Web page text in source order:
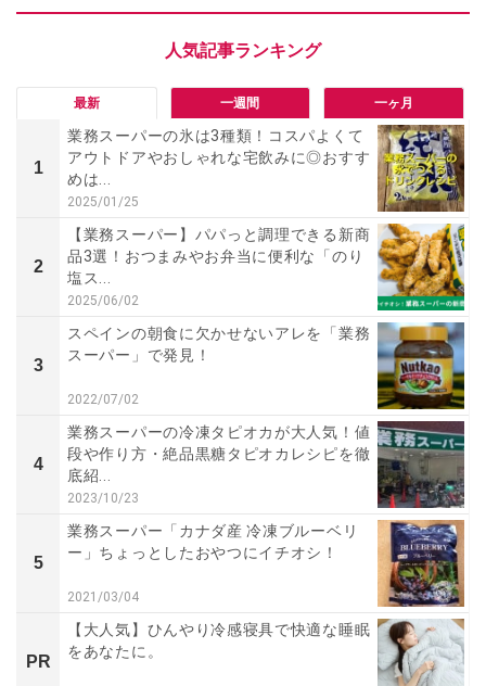
最新 一週間 一ヶ月
1
業務スーパーの氷は3種類！コスパよくて
アウトドアやおしゃれな宅飲みに◎おすす
めは...
2025/01/25
2
【業務スーパー】パパっと調理できる新商
品3選！おつまみやお弁当に便利な「のり
塩ス...
2025/06/02
3
スペインの朝食に欠かせないアレを「業務
スーパー」で発見！
2022/07/02
4
業務スーパーの冷凍タピオカが大人気！値
段や作り方・絶品黒糖タピオカレシピを徹
底紹...
2023/10/23
5
業務スーパー「カナダ産 冷凍ブルーベリ
ー」ちょっとしたおやつにイチオシ！
2021/03/04
PR
【大人気】ひんやり冷感寝具で快適な睡眠
をあなたに。